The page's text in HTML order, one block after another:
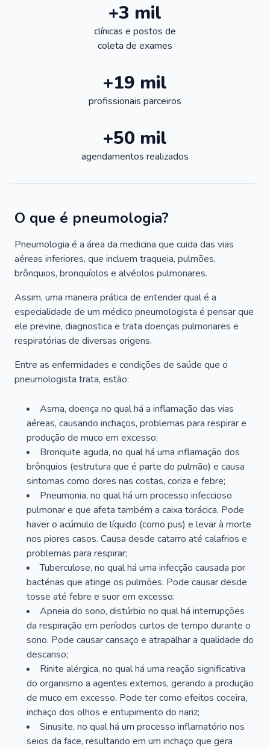
+3 mil
clínicas e postos de
coleta de exames
+19 mil
profissionais parceiros
+50 mil
agendamentos realizados
O que é pneumologia?
Pneumologia é a área da medicina que cuida das vias
aéreas inferiores, que incluem traqueia, pulmões,
brônquios, bronquíolos e alvéolos pulmonares.
Assim, uma maneira prática de entender qual é a
especialidade de um médico pneumologista é pensar que
ele previne, diagnostica e trata doenças pulmonares e
respiratórias de diversas origens.
Entre as enfermidades e condições de saúde que o
pneumologista trata, estão:
Asma, doença no qual há a inflamação das vias
aéreas, causando inchaços, problemas para respirar e
produção de muco em excesso;
Bronquite aguda, no qual há uma inflamação dos
brônquios (estrutura que é parte do pulmão) e causa
sintomas como dores nas costas, coriza e febre;
Pneumonia, no qual há um processo infeccioso
pulmonar e que afeta também a caixa torácica. Pode
haver o acúmulo de líquido (como pus) e levar à morte
nos piores casos. Causa desde catarro até calafrios e
problemas para respirar;
Tuberculose, no qual há uma infecção causada por
bactérias que atinge os pulmões. Pode causar desde
tosse até febre e suor em excesso;
Apneia do sono, distúrbio no qual há interrupções
da respiração em períodos curtos de tempo durante o
sono. Pode causar cansaço e atrapalhar a qualidade do
descanso;
Rinite alérgica, no qual há uma reação significativa
do organismo a agentes externos, gerando a produção
de muco em excesso. Pode ter como efeitos coceira,
inchaço dos olhos e entupimento do nariz;
Sinusite, no qual há um processo inflamatório nos
seios da face, resultando em um inchaço que gera